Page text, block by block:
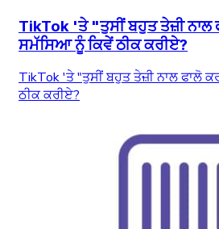
TikTok 'ਤੇ "ਤੁਸੀਂ ਬਹੁਤ ਤੇਜ਼ੀ ਨਾਲ
ਸਮੱਸਿਆ ਨੂੰ ਕਿਵੇਂ ਠੀਕ ਕਰੀਏ?
TikTok 'ਤੇ "ਤੁਸੀਂ ਬਹੁਤ ਤੇਜ਼ੀ ਨਾਲ ਫਾਲੋ
ਠੀਕ ਕਰੀਏ?